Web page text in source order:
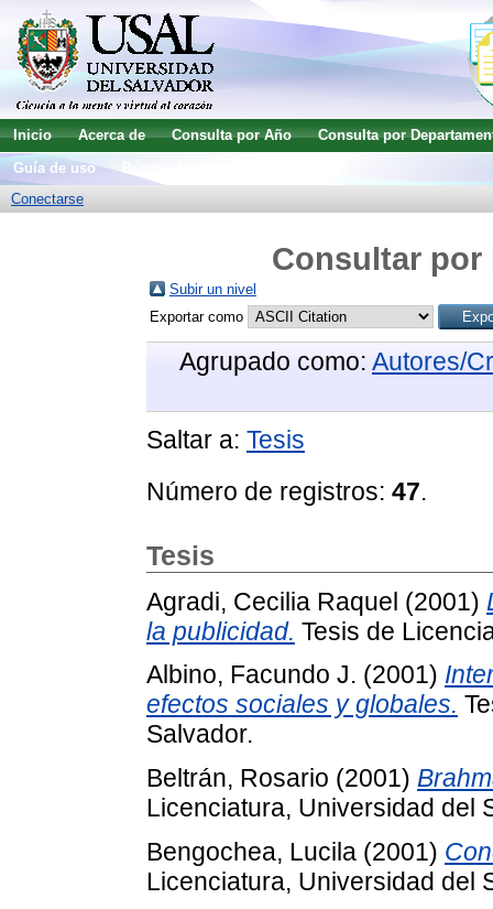
Inicio Acerca de Consulta por Año
Consulta por
Guía de uso
Conectarse
Consultar
Subir un nivel
Exportar como
Agrupado como: Autores/
Saltar a: Tesis
Número de registros: 47.
Tesis
Agradi, Cecilia Raquel (2001)
la publicidad. Tesis de
Albino, Facundo J. (2001)
efectos sociales y globales.
Salvador.
Beltrán, Rosario (2001)
Licenciatura, Universidad del
Bengochea, Lucila (2001)
Licenciatura, Universidad del